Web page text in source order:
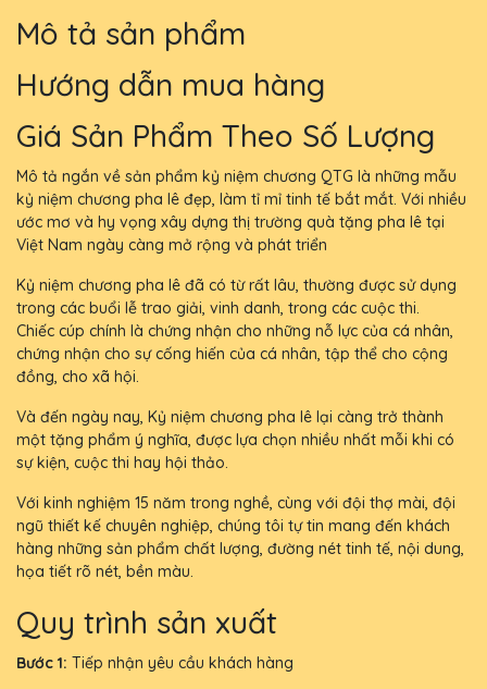
Mô tả sản phẩm
Hướng dẫn mua hàng
Giá Sản Phẩm Theo Số Lượng
Mô tả ngắn về sản phẩm kỷ niệm chương QTG là những mẫu
kỷ niệm chương pha lê đẹp, làm tỉ mỉ tinh tế bắt mắt. Với nhiều
ước mơ và hy vọng xây dựng thị trường quà tặng pha lê tại
Việt Nam ngày càng mở rộng và phát triển
Kỷ niệm chương pha lê đã có từ rất lâu, thường được sử dụng
trong các buổi lễ trao giải, vinh danh, trong các cuộc thi.
Chiếc cúp chính là chứng nhận cho những nỗ lực của cá nhân,
chứng nhận cho sự cống hiến của cá nhân, tập thể cho cộng
đồng, cho xã hội.
Và đến ngày nay, Kỷ niệm chương pha lê lại càng trở thành
một tặng phẩm ý nghĩa, được lựa chọn nhiều nhất mỗi khi có
sự kiện, cuộc thi hay hội thảo.
Với kinh nghiệm 15 năm trong nghề, cùng với đội thợ mài, đội
ngũ thiết kế chuyên nghiệp, chúng tôi tự tin mang đến khách
hàng những sản phẩm chất lượng, đường nét tinh tế, nội dung,
họa tiết rõ nét, bền màu.
Quy trình sản xuất
Bước 1: Tiếp nhận yêu cầu khách hàng